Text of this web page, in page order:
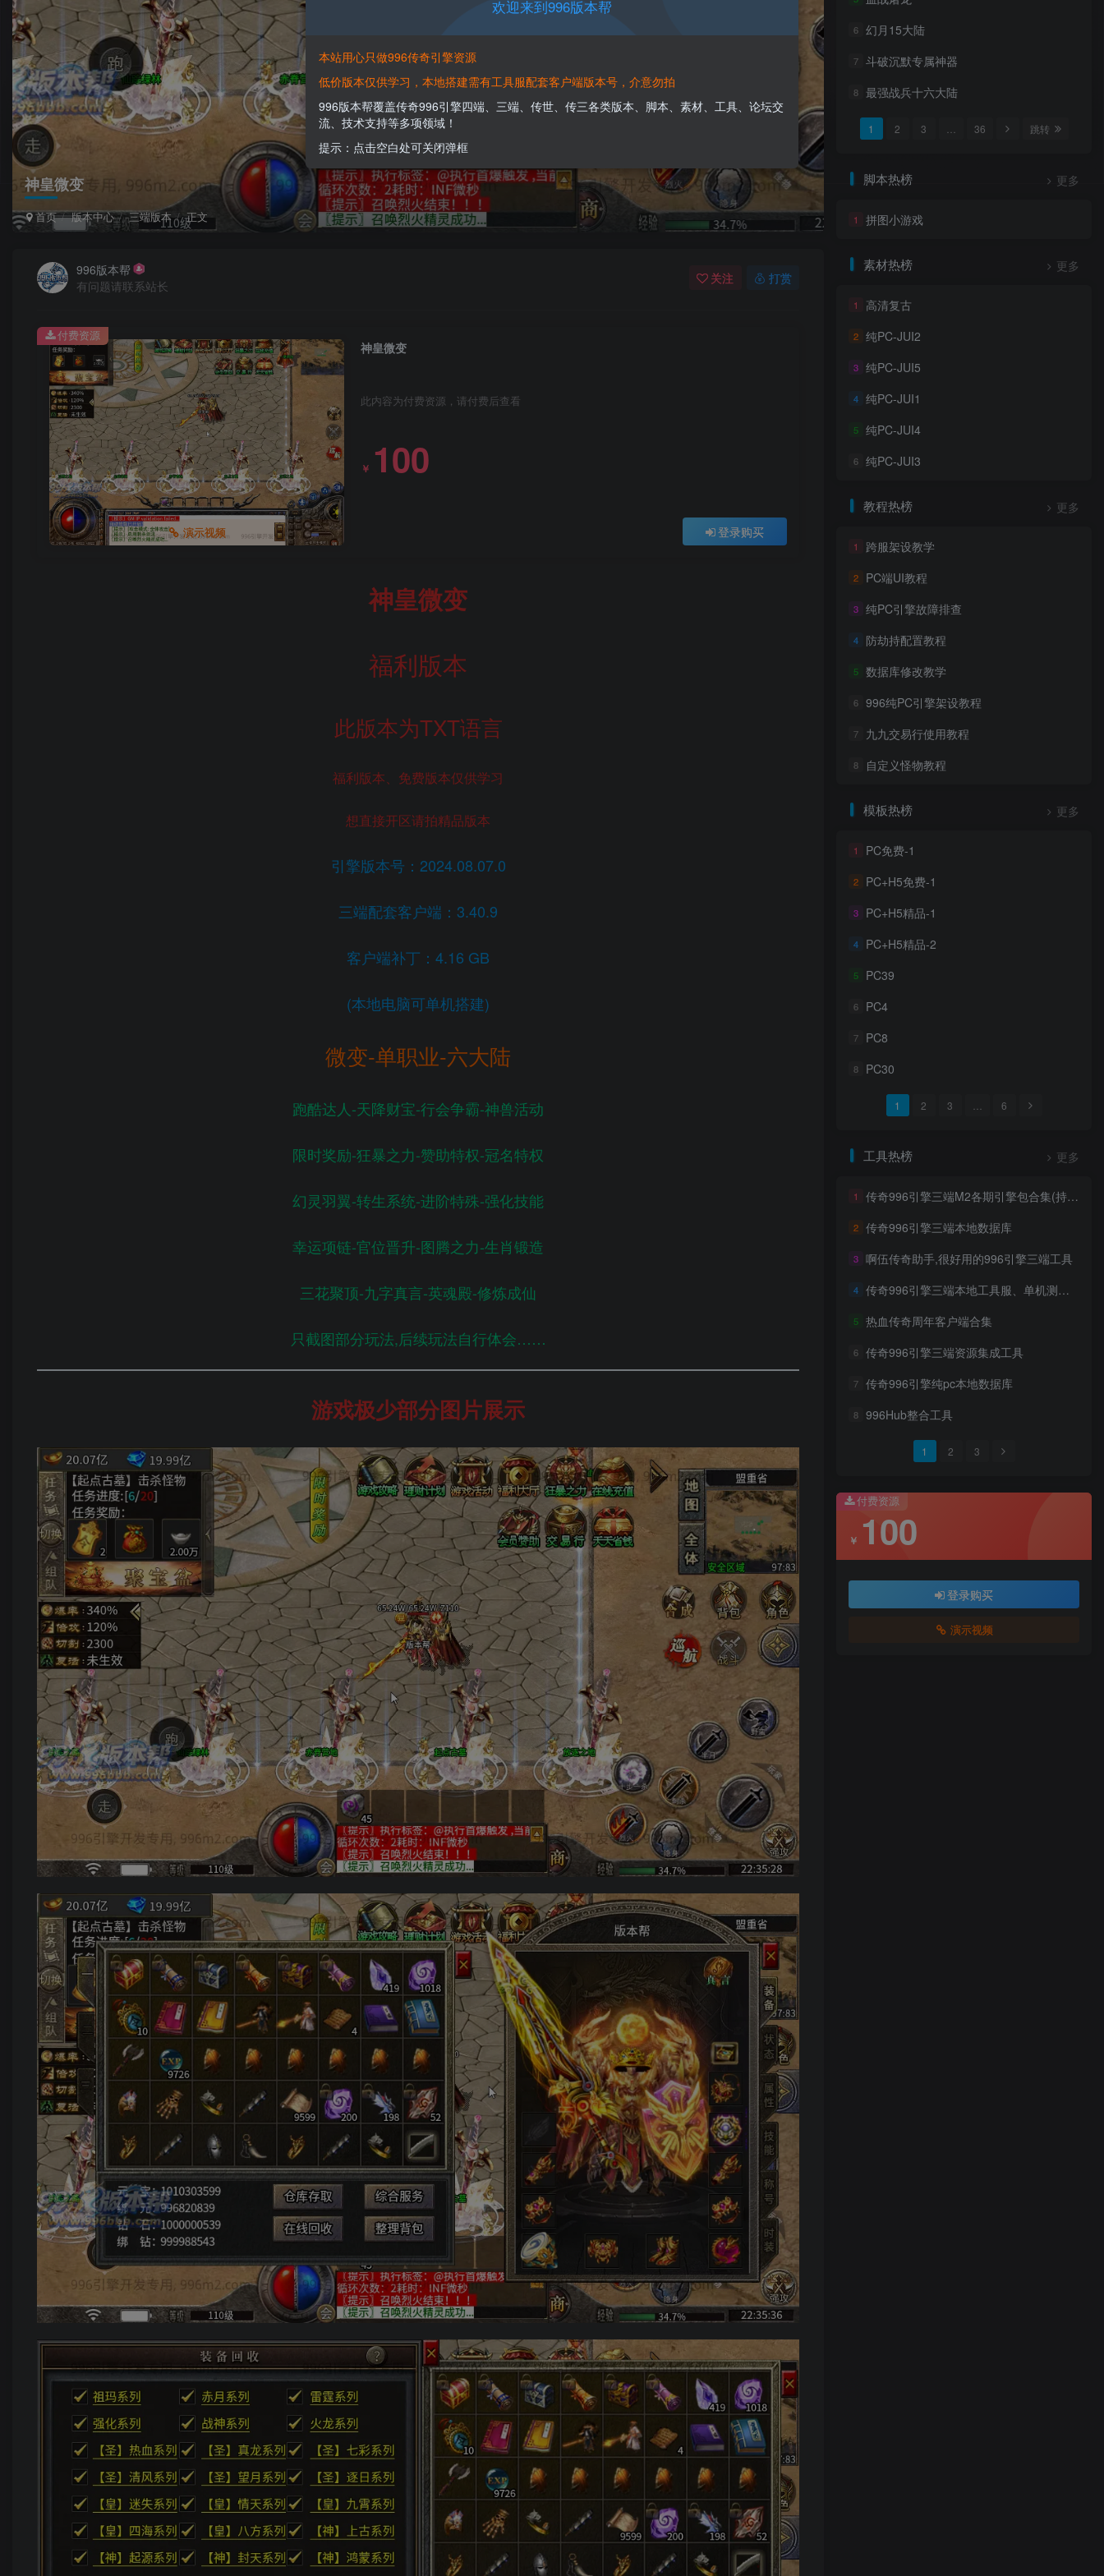
神皇微变
首页 版本中心 三端版本 正文
996版本帮
有问题请联系站长
关注 打赏
演示视频
神皇微变
此内容为付费资源，请付费后查看
￥ 100
登录购买
付费资源
神皇微变
福利版本
此版本为TXT语言
福利版本、免费版本仅供学习
想直接开区请拍精品版本
引擎版本号：2024.08.07.0
三端配套客户端：3.40.9
客户端补丁：4.16 GB
(本地电脑可单机搭建)
微变-单职业-六大陆
跑酷达人-天降财宝-行会争霸-神兽活动
限时奖励-狂暴之力-赞助特权-冠名特权
幻灵羽翼-转生系统-进阶特殊-强化技能
幸运项链-官位晋升-图腾之力-生肖锻造
三花聚顶-九字真言-英魂殿-修炼成仙
只截图部分玩法,后续玩法自行体会……
游戏极少部分图片展示
6 幻月15大陆
7 斗破沉默专属神器
8 最强战兵十六大陆
1 2 3 36 跳转
脚本热榜 更多
1 拼图小游戏
素材热榜 更多
1 高清复古
2 纯PC-JUI2
3 纯PC-JUI5
4 纯PC-JUI1
5 纯PC-JUI4
6 纯PC-JUI3
教程热榜 更多
1 跨服架设教学
2 PC端UI教程
3 纯PC引擎故障排查
4 防劫持配置教程
5 数据库修改教学
6 996纯PC引擎架设教程
7 九九交易行使用教程
8 自定义怪物教程
模板热榜 更多
1 PC免费-1
2 PC+H5免费-1
3 PC+H5精品-1
4 PC+H5精品-2
5 PC39
6 PC4
7 PC8
8 PC30
1 2 3 6
工具热榜 更多
1 传奇996引擎三端M2各期引擎包合集(持续更新)
2 传奇996引擎三端本地数据库
3 啊伍传奇助手,很好用的996引擎三端工具
4 传奇996引擎三端本地工具服、单机测试区客户端
5 热血传奇周年客户端合集
6 传奇996引擎三端资源集成工具
7 传奇996引擎纯pc本地数据库
8 996Hub整合工具
1 2 3
付费资源
￥ 100
登录购买
演示视频
欢迎来到996版本帮
本站用心只做996传奇引擎资源
低价版本仅供学习，本地搭建需有工具服配套客户端版本号，介意勿拍
996版本帮覆盖传奇996引擎四端、三端、传世、传三各类版本、脚本、素材、工具、论坛交
流、技术支持等多项领域！
提示：点击空白处可关闭弹框